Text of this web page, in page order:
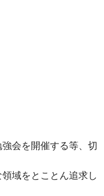
会を開催する等、切
域をとことん追求し